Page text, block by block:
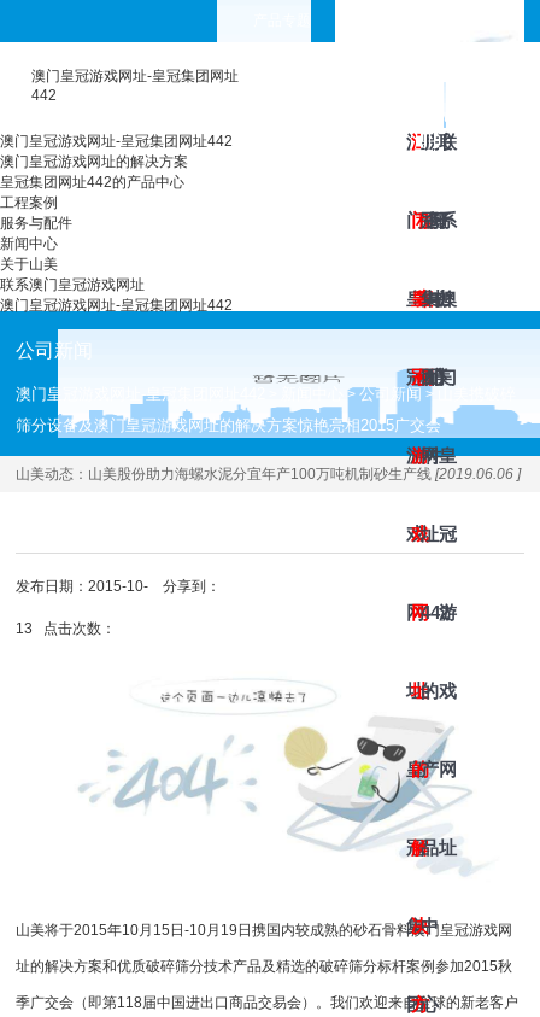
澳门皇冠游戏网址-皇冠集团网址
442
澳
门
皇
冠
游
戏
网
址-
皇
冠
集
团
澳
门
皇
冠
游
戏
网
址
的
解
决
方
工
程
案
例
皇
冠
集
团
网
址
442
的
产
品
中
心
服
务
与
配
件
新
闻
中
心
关
于
山
美
联
系
澳
门
皇
冠
游
戏
网
址
澳门皇冠游戏网址-皇冠集团网址442
澳门皇冠游戏网址的解决方案
皇冠集团网址442的产品中心
工程案例
服务与配件
新闻中心
关于山美
联系澳门皇冠游戏网址
澳门皇冠游戏网址-皇冠集团网址442
公司新闻
澳门皇冠游戏网址-皇冠集团网址442 >公司新闻 >
筛分设备及澳门皇冠游戏网址的解决方案惊艳亮相2015广交会
山美动态： 山美股份助力海螺水泥分宜年产100万吨机制砂生产线 [2019.06.06 ]
分享到：
发布日期：2015-10-
13 点击次数：
山美将于2015年10月15日-10月19日携国内较成熟的砂石骨料澳门皇冠游戏网
址的解决方案和优质破碎筛分技术产品及精选的破碎筛分标杆案例参加2015秋
季广交会（即第118届中国进出口商品交易会）。我们欢迎来自全球的新老客户